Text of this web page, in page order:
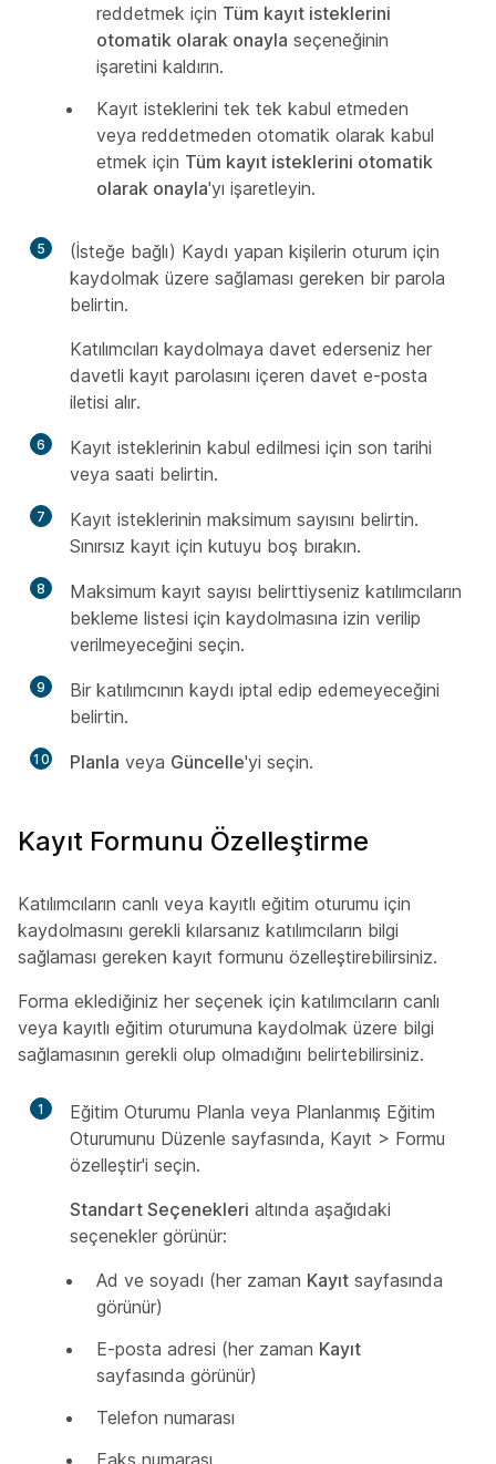
reddetmek için Tüm kayıt isteklerini
otomatik olarak onayla seçeneğinin
işaretini kaldırın.
Kayıt isteklerini tek tek kabul etmeden
veya reddetmeden otomatik olarak kabul
etmek için Tüm kayıt isteklerini otomatik
olarak onayla'yı işaretleyin.
5
(İsteğe bağlı) Kaydı yapan kişilerin oturum için
kaydolmak üzere sağlaması gereken bir parola
belirtin.
Katılımcıları kaydolmaya davet ederseniz her
davetli kayıt parolasını içeren davet e-posta
iletisi alır.
6
Kayıt isteklerinin kabul edilmesi için son tarihi
veya saati belirtin.
7
Kayıt isteklerinin maksimum sayısını belirtin.
Sınırsız kayıt için kutuyu boş bırakın.
8
Maksimum kayıt sayısı belirttiyseniz katılımcıların
bekleme listesi için kaydolmasına izin verilip
verilmeyeceğini seçin.
9
Bir katılımcının kaydı iptal edip edemeyeceğini
belirtin.
10 Planla veya Güncelle'yi seçin.
Kayıt Formunu Özelleştirme
Katılımcıların canlı veya kayıtlı eğitim oturumu için
kaydolmasını gerekli kılarsanız katılımcıların bilgi
sağlaması gereken kayıt formunu özelleştirebilirsiniz.
Forma eklediğiniz her seçenek için katılımcıların canlı
veya kayıtlı eğitim oturumuna kaydolmak üzere bilgi
sağlamasının gerekli olup olmadığını belirtebilirsiniz.
1
Eğitim Oturumu Planla veya Planlanmış Eğitim
Oturumunu Düzenle sayfasında, Kayıt > Formu
özelleştir'i seçin.
Standart Seçenekleri altında aşağıdaki
seçenekler görünür:
Ad ve soyadı (her zaman Kayıt sayfasında
görünür)
E-posta adresi (her zaman Kayıt
sayfasında görünür)
Telefon numarası
Faks numarası